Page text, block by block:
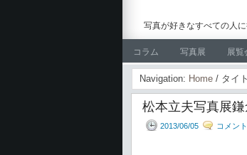
写真が好きなすべての人
コラム 写真展 展覧
Navigation: Home / タイ
松本立夫写真展
2013/06/05 コメント